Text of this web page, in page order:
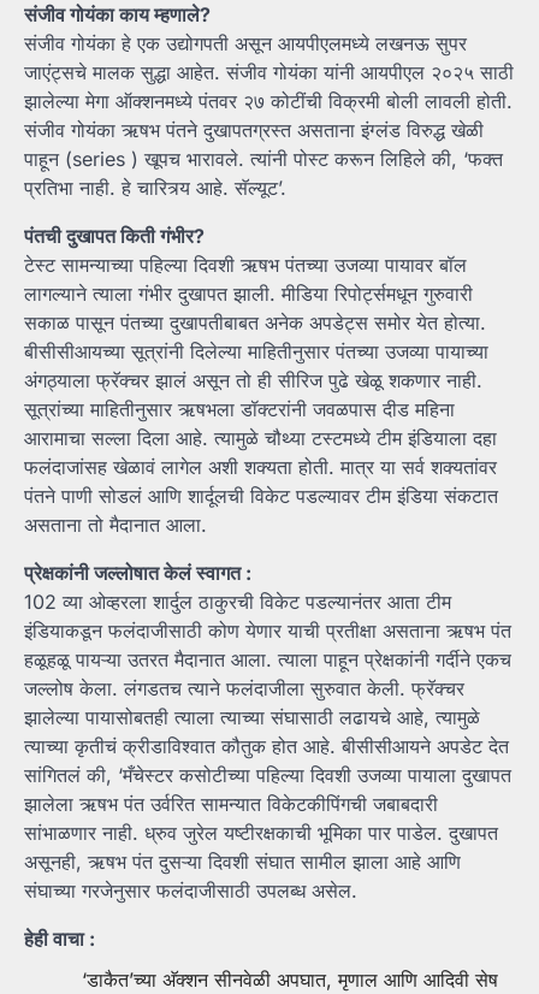
संजीव गोयंका काय म्हणाले?
संजीव गोयंका हे एक उद्योगपती असून आयपीएलमध्ये लखनऊ सुपर
जाएंट्सचे मालक सुद्धा आहेत. संजीव गोयंका यांनी आयपीएल २०२५ साठी
झालेल्या मेगा ऑक्शनमध्ये पंतवर २७ कोटींची विक्रमी बोली लावली होती.
संजीव गोयंका ऋषभ पंतने दुखापतग्रस्त असताना इंग्लंड विरुद्ध खेळी
पाहून (series ) खूपच भारावले. त्यांनी पोस्ट करून लिहिले की, ‘फक्त
प्रतिभा नाही. हे चारित्र्य आहे. सॅल्यूट’.
पंतची दुखापत किती गंभीर?
टेस्ट सामन्याच्या पहिल्या दिवशी ऋषभ पंतच्या उजव्या पायावर बॉल
लागल्याने त्याला गंभीर दुखापत झाली. मीडिया रिपोर्ट्समधून गुरुवारी
सकाळ पासून पंतच्या दुखापतीबाबत अनेक अपडेट्स समोर येत होत्या.
बीसीसीआयच्या सूत्रांनी दिलेल्या माहितीनुसार पंतच्या उजव्या पायाच्या
अंगठ्याला फ्रॅक्चर झालं असून तो ही सीरिज पुढे खेळू शकणार नाही.
सूत्रांच्या माहितीनुसार ऋषभला डॉक्टरांनी जवळपास दीड महिना
आरामाचा सल्ला दिला आहे. त्यामुळे चौथ्या टस्टमध्ये टीम इंडियाला दहा
फलंदाजांसह खेळावं लागेल अशी शक्यता होती. मात्र या सर्व शक्यतांवर
पंतने पाणी सोडलं आणि शार्दूलची विकेट पडल्यावर टीम इंडिया संकटात
असताना तो मैदानात आला.
प्रेक्षकांनी जल्लोषात केलं स्वागत :
102 व्या ओव्हरला शार्दुल ठाकुरची विकेट पडल्यानंतर आता टीम
इंडियाकडून फलंदाजीसाठी कोण येणार याची प्रतीक्षा असताना ऋषभ पंत
हळूहळू पायऱ्या उतरत मैदानात आला. त्याला पाहून प्रेक्षकांनी गर्दीने एकच
जल्लोष केला. लंगडतच त्याने फलंदाजीला सुरुवात केली. फ्रॅक्चर
झालेल्या पायासोबतही त्याला त्याच्या संघासाठी लढायचे आहे, त्यामुळे
त्याच्या कृतीचं क्रीडाविश्वात कौतुक होत आहे. बीसीसीआयने अपडेट देत
सांगितलं की, ‘मँचेस्टर कसोटीच्या पहिल्या दिवशी उजव्या पायाला दुखापत
झालेला ऋषभ पंत उर्वरित सामन्यात विकेटकीपिंगची जबाबदारी
सांभाळणार नाही. ध्रुव जुरेल यष्टीरक्षकाची भूमिका पार पाडेल. दुखापत
असूनही, ऋषभ पंत दुसऱ्या दिवशी संघात सामील झाला आहे आणि
संघाच्या गरजेनुसार फलंदाजीसाठी उपलब्ध असेल.
हेही वाचा :
‘डाकैत’च्या अ‍ॅक्शन सीनवेळी अपघात, मृणाल आणि आदिवी सेष